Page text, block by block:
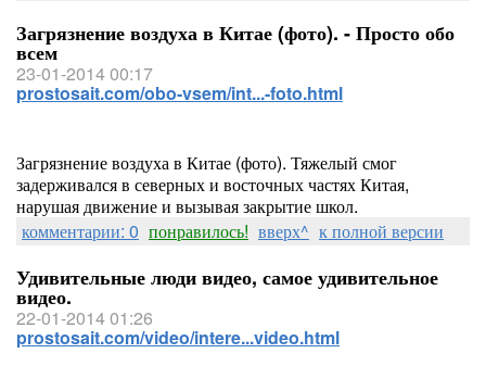
Загрязнение воздуха в Китае (фото). - Просто обо
всем
23-01-2014 00:17
prostosait.com/obo-vsem/int...-foto.html
Загрязнение воздуха в Китае (фото). Тяжелый смог
задерживался в северных и восточных частях Китая,
нарушая движение и вызывая закрытие школ.
комментарии: 0 понравилось! вверх^ к полной версии
Удивительные люди видео, самое удивительное
видео.
22-01-2014 01:26
prostosait.com/video/intere...video.html